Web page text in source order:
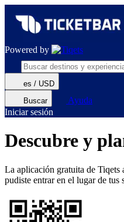
Powered by
es / USD
Buscar
Ayuda
Iniciar sesión
Descubre y
La aplicación gratuita de Tiqets
pudiste entrar en el lugar de tus